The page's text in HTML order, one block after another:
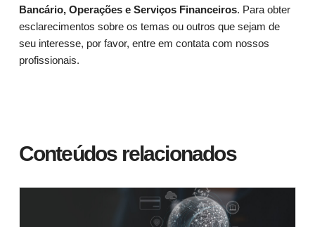
Bancário, Operações e Serviços Financeiros. Para obter
esclarecimentos sobre os temas ou outros que sejam de
seu interesse, por favor, entre em contata com nossos
profissionais.
Conteúdos relacionados